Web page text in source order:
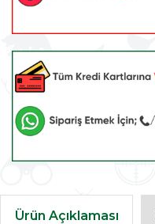
Ürün Açıklaması